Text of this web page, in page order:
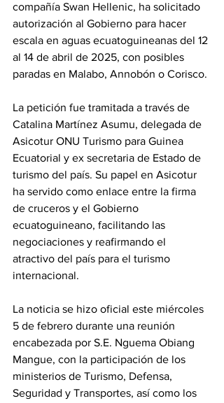
compañía Swan Hellenic, ha solicitado
autorización al Gobierno para hacer
escala en aguas ecuatoguineanas del 12
al 14 de abril de 2025, con posibles
paradas en Malabo, Annobón o Corisco.
La petición fue tramitada a través de
Catalina Martínez Asumu, delegada de
Asicotur ONU Turismo para Guinea
Ecuatorial y ex secretaria de Estado de
turismo del país. Su papel en Asicotur
ha servido como enlace entre la firma
de cruceros y el Gobierno
ecuatoguineano, facilitando las
negociaciones y reafirmando el
atractivo del país para el turismo
internacional.
La noticia se hizo oficial este miércoles
5 de febrero durante una reunión
encabezada por S.E. Nguema Obiang
Mangue, con la participación de los
ministerios de Turismo, Defensa,
Seguridad y Transportes, así como los